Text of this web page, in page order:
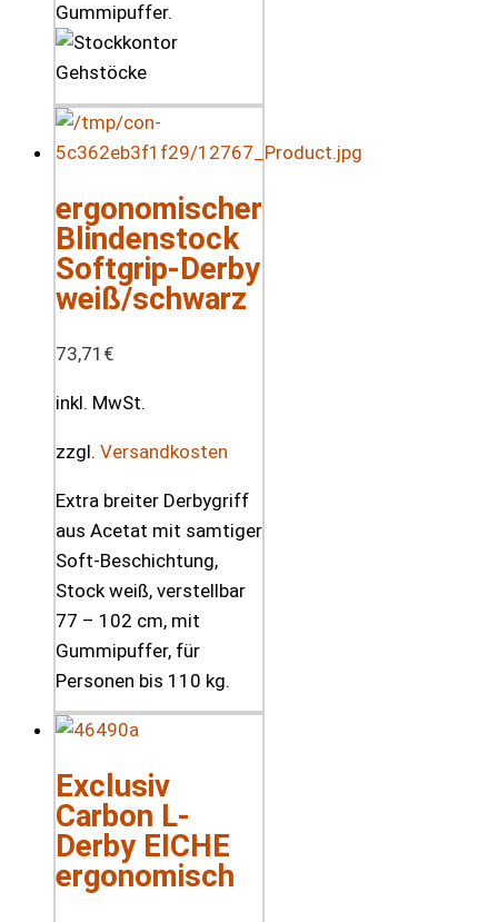
Gummipuffer.
ergonomischer
Blindenstock
Softgrip-Derby
weiß/schwarz
73,71 €
inkl. MwSt.
zzgl. Versandkosten
Extra breiter Derbygriff
aus Acetat mit samtiger
Soft-Beschichtung,
Stock weiß, verstellbar
77 – 102 cm, mit
Gummipuffer, für
Personen bis 110 kg.
Exclusiv
Carbon L-
Derby EICHE
ergonomisch